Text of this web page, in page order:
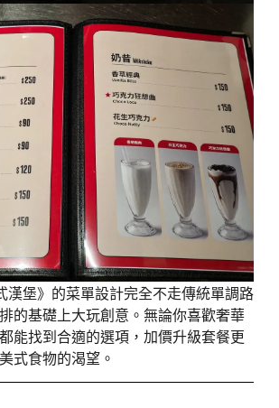
漢堡》的菜單設計完全不走傳統單調路
的基礎上大玩創意。無論你喜歡奢華
能找到合適的選項，加價升級套餐更
式食物的渴望。